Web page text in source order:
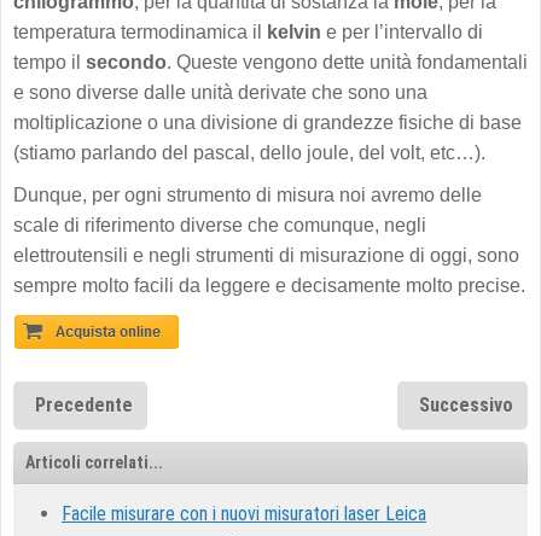
temperatura termodinamica il
kelvin e per l’intervallo di
tempo il secondo. Queste vengono dette unità fondamentali
e sono diverse dalle unità derivate che sono una
moltiplicazione o una divisione di grandezze fisiche di base
(stiamo parlando del pascal, dello joule, del volt, etc…).
Dunque, per ogni strumento di misura noi avremo delle
scale di riferimento diverse che comunque, negli
elettroutensili e negli strumenti di misurazione di oggi, sono
sempre molto facili da leggere e decisamente molto precise.
Precedente Successivo
Articoli correlati...
Facile misurare con i nuovi misuratori laser Leica